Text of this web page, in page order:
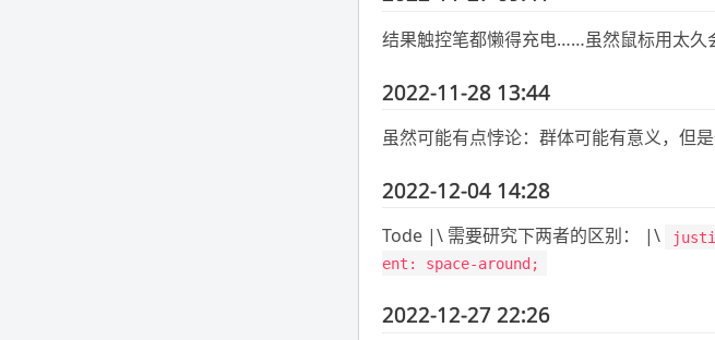
结果触控笔都懒得充电……虽然鼠标用太久
2022-11-28 13:44
虽然可能有点悖论：群体可能有意义，
2022-12-04 14:28
Tode |\ 需要研究下两者的区别： |\
ent: space-around;
2022-12-27 22:26